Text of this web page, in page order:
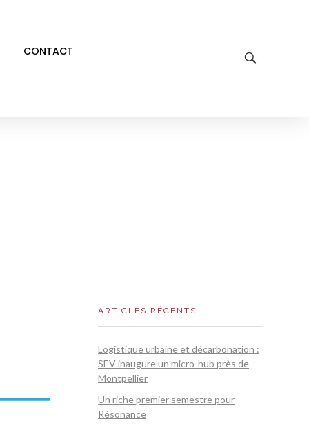
CONTACT
ARTICLES RÉCENTS
Logistique urbaine et décarbonation :
SEV inaugure un micro-hub près de
Montpellier
Un riche premier semestre pour
Résonance